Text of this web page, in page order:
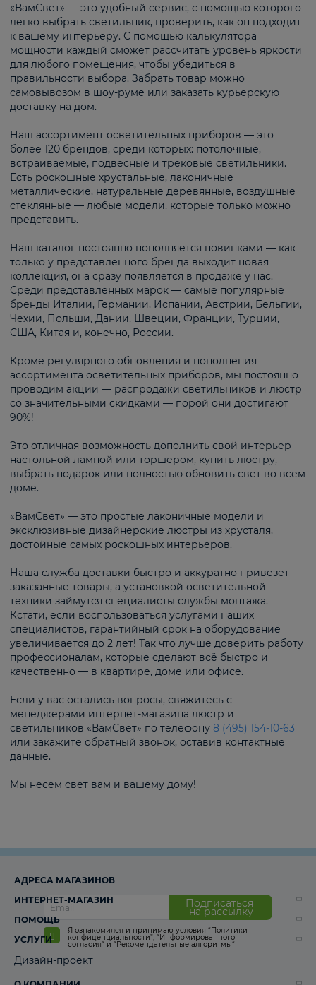
«ВамСвет» — это удобный сервис, с помощью которого
легко выбрать светильник, проверить, как он подходит
к вашему интерьеру. С помощью калькулятора
мощности каждый сможет рассчитать уровень яркости
для любого помещения, чтобы убедиться в
правильности выбора. Забрать товар можно
самовывозом в шоу-руме или заказать курьерскую
доставку на дом.
Наш ассортимент осветительных приборов — это
более 120 брендов, среди которых: потолочные,
встраиваемые, подвесные и трековые светильники.
Есть роскошные хрустальные, лаконичные
металлические, натуральные деревянные, воздушные
стеклянные — любые модели, которые только можно
представить.
Наш каталог постоянно пополняется новинками — как
только у представленного бренда выходит новая
коллекция, она сразу появляется в продаже у нас.
Среди представленных марок — самые популярные
бренды Италии, Германии, Испании, Австрии, Бельгии,
Чехии, Польши, Дании, Швеции, Франции, Турции,
США, Китая и, конечно, России.
Кроме регулярного обновления и пополнения
ассортимента осветительных приборов, мы постоянно
проводим акции — распродажи светильников и люстр
со значительными скидками — порой они достигают
90%!
Это отличная возможность дополнить свой интерьер
настольной лампой или торшером, купить люстру,
выбрать подарок или полностью обновить свет во всем
доме.
«ВамСвет» — это простые лаконичные модели и
эксклюзивные дизайнерские люстры из хрусталя,
достойные самых роскошных интерьеров.
Наша служба доставки быстро и аккуратно привезет
заказанные товары, а установкой осветительной
техники займутся специалисты службы монтажа.
Кстати, если воспользоваться услугами наших
специалистов, гарантийный срок на оборудование
увеличивается до 2 лет! Так что лучше доверить работу
профессионалам, которые сделают всё быстро и
качественно — в квартире, доме или офисе.
Если у вас остались вопросы, свяжитесь с
менеджерами интернет-магазина люстр и
светильников «ВамСвет» по телефону 8 (495) 154-10-63
или закажите обратный звонок, оставив контактные
данные.
Мы несем свет вам и вашему дому!
Подписаться
на рассылку
Я ознакомился и принимаю условия “Политики
конфиденциальности”, “Информированного
согласия“ и “Рекомендательные алгоритмы“
АДРЕСА МАГАЗИНОВ
ИНТЕРНЕТ-МАГАЗИН
ПОМОЩЬ
УСЛУГИ
Дизайн-проект